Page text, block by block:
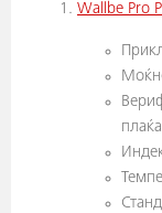
Wallbe Pro